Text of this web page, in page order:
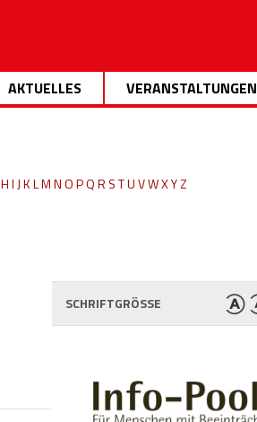
AKTUELLES VERANSTALTUNGEN
HI JKLMNOPQR STUVWXYZ
SCHRIFTGRÖSSE